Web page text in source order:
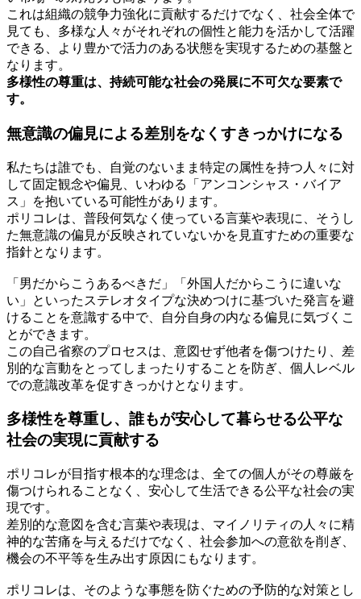
これは組織の競争力強化に貢献するだけでなく、社会全体で
見ても、多様な人々がそれぞれの個性と能力を活かして活躍
できる、より豊かで活力のある状態を実現するための基盤と
なります。
多様性の尊重は、持続可能な社会の発展に不可欠な要素で
す。
無意識の偏見による差別をなくすきっかけになる
私たちは誰でも、自覚のないまま特定の属性を持つ人々に対
して固定観念や偏見、いわゆる「アンコンシャス・バイア
ス」を抱いている可能性があります。
ポリコレは、普段何気なく使っている言葉や表現に、そうし
た無意識の偏見が反映されていないかを見直すための重要な
指針となります。
「男だからこうあるべきだ」「外国人だからこうに違いな
い」といったステレオタイプな決めつけに基づいた発言を避
けることを意識する中で、自分自身の内なる偏見に気づくこ
とができます。
この自己省察のプロセスは、意図せず他者を傷つけたり、差
別的な言動をとってしまったりすることを防ぎ、個人レベル
での意識改革を促すきっかけとなります。
多様性を尊重し、誰もが安心して暮らせる公平な
社会の実現に貢献する
ポリコレが目指す根本的な理念は、全ての個人がその尊厳を
傷つけられることなく、安心して生活できる公平な社会の実
現です。
差別的な意図を含む言葉や表現は、マイノリティの人々に精
神的な苦痛を与えるだけでなく、社会参加への意欲を削ぎ、
機会の不平等を生み出す原因にもなります。
ポリコレは、そのような事態を防ぐための予防的な対策とし